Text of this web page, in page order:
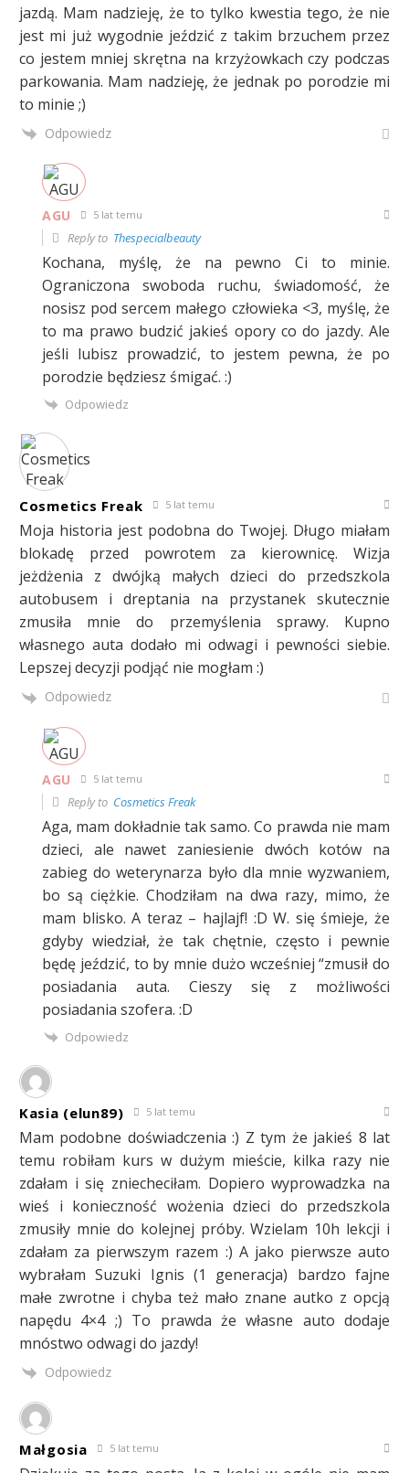
jazdą. Mam nadzieję, że to tylko kwestia tego, że nie
jest mi już wygodnie jeździć z takim brzuchem przez
co jestem mniej skrętna na krzyżowkach czy podczas
parkowania. Mam nadzieję, że jednak po porodzie mi
to minie ;)
Odpowiedz
AGU 5 lat temu
Reply to Thespecialbeauty
Kochana, myślę, że na pewno Ci to minie.
Ograniczona swoboda ruchu, świadomość, że
nosisz pod sercem małego człowieka <3, myślę, że
to ma prawo budzić jakieś opory co do jazdy. Ale
jeśli lubisz prowadzić, to jestem pewna, że po
porodzie będziesz śmigać. :)
Odpowiedz
Cosmetics Freak 5 lat temu
Moja historia jest podobna do Twojej. Długo miałam
blokadę przed powrotem za kierownicę. Wizja
jeżdżenia z dwójką małych dzieci do przedszkola
autobusem i dreptania na przystanek skutecznie
zmusiła mnie do przemyślenia sprawy. Kupno
własnego auta dodało mi odwagi i pewności siebie.
Lepszej decyzji podjąć nie mogłam :)
Odpowiedz
AGU 5 lat temu
Reply to Cosmetics Freak
Aga, mam dokładnie tak samo. Co prawda nie mam
dzieci, ale nawet zaniesienie dwóch kotów na
zabieg do weterynarza było dla mnie wyzwaniem,
bo są ciężkie. Chodziłam na dwa razy, mimo, że
mam blisko. A teraz – hajlajf! :D W. się śmieje, że
gdyby wiedział, że tak chętnie, często i pewnie
będę jeździć, to by mnie dużo wcześniej “zmusił do
posiadania auta. Cieszy się z możliwości
posiadania szofera. :D
Odpowiedz
Kasia (elun89) 5 lat temu
Mam podobne doświadczenia :) Z tym że jakieś 8 lat
temu robiłam kurs w dużym mieście, kilka razy nie
zdałam i się zniecheciłam. Dopiero wyprowadzka na
wieś i konieczność wożenia dzieci do przedszkola
zmusiły mnie do kolejnej próby. Wzielam 10h lekcji i
zdałam za pierwszym razem :) A jako pierwsze auto
wybrałam Suzuki Ignis (1 generacja) bardzo fajne
małe zwrotne i chyba też mało znane autko z opcją
napędu 4×4 ;) To prawda że własne auto dodaje
mnóstwo odwagi do jazdy!
Odpowiedz
Małgosia 5 lat temu